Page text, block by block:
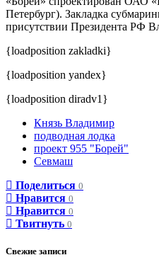
Петербург). Закладка
присутствии Президента РФ
{loadposition zakladki}
{loadposition yandex}
{loadposition diradv1}
Князь Владимир
подводная лодка
проект 955 "Борей"
Севмаш
Поделиться 0
Нравится 0
Нравится 0
Твитнуть 0
Свежие записи